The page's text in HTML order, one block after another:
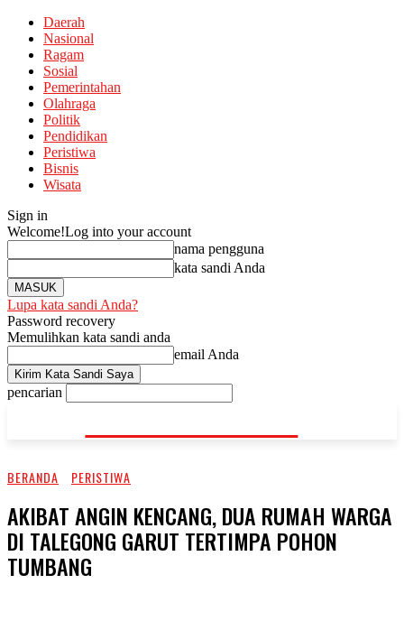
Daerah
Nasional
Ragam
Sosial
Pemerintahan
Olahraga
Politik
Pendidikan
Peristiwa
Bisnis
Wisata
Sign in
Welcome!Log into your account
nama pengguna
kata sandi Anda
Lupa kata sandi Anda?
Password recovery
Memulihkan kata sandi anda
email Anda
pencarian
KORAN-FAKTA.ID
BERANDA PERISTIWA
AKIBAT ANGIN KENCANG, DUA RUMAH WARGA
DI TALEGONG GARUT TERTIMPA POHON
TUMBANG